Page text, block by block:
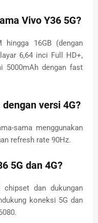
Vivo Y36 5G?
hingga 16GB (dengan
6,64 inci Full HD+,
5000mAh dengan fast
versi 4G?
sama menggunakan
refresh rate 90Hz.
5G dan 4G?
chipset dan dukungan
koneksi 5G dan